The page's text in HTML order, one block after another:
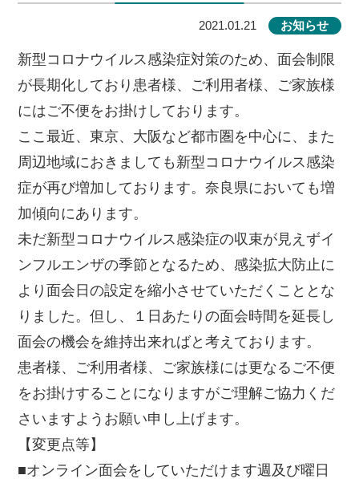
2021.01.21 お知らせ
新型コロナウイルス感染症対策のため、面会制限
が長期化しており患者様、ご利用者様、ご家族様
にはご不便をお掛けしております。
ここ最近、東京、大阪など都市圏を中心に、また
周辺地域におきましても新型コロナウイルス感染
症が再び増加しております。奈良県においても増
加傾向にあります。
未だ新型コロナウイルス感染症の収束が見えずイ
ンフルエンザの季節となるため、感染拡大防止に
より面会日の設定を縮小させていただくこととな
りました。但し、１日あたりの面会時間を延長し
面会の機会を維持出来ればと考えております。
患者様、ご利用者様、ご家族様には更なるご不便
をお掛けすることになりますがご理解ご協力くだ
さいますようお願い申し上げます。
【変更点等】
■オンライン面会をしていただけます週及び曜日